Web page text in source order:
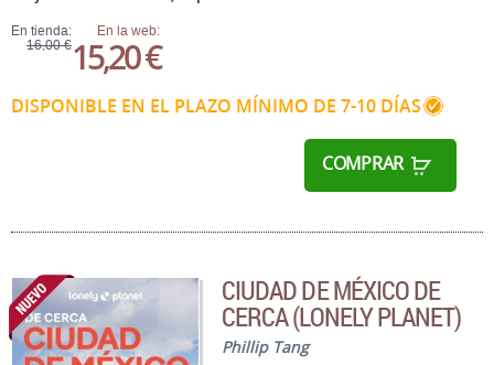
En tienda:
16,00 €
En la web:
15,20 €
DISPONIBLE EN EL PLAZO MÍNIMO DE 7-10 DÍAS
COMPRAR
CIUDAD DE MÉXICO DE
CERCA (LONELY PLANET)
Phillip Tang